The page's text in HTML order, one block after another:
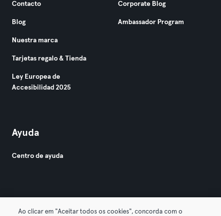
Contacto
Blog
Nuestra marca
Tarjetas regalo & Tienda
Ley Europea de
Accesibilidad 2025
Corporate Blog
Ambassador Program
Ayuda
Centro de ayuda
Ao clicar em "Aceitar todos os cookies", concorda com o